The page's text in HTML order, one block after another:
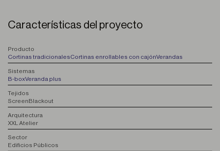
Características del proyecto
Producto
Cortinas tradicionalesCortinas enrollables con cajónVerandas
Sistemas
B-boxVeranda plus
Tejidos
ScreenBlackout
Arquitectura
XXL Atelier
Sector
Edificios Públicos